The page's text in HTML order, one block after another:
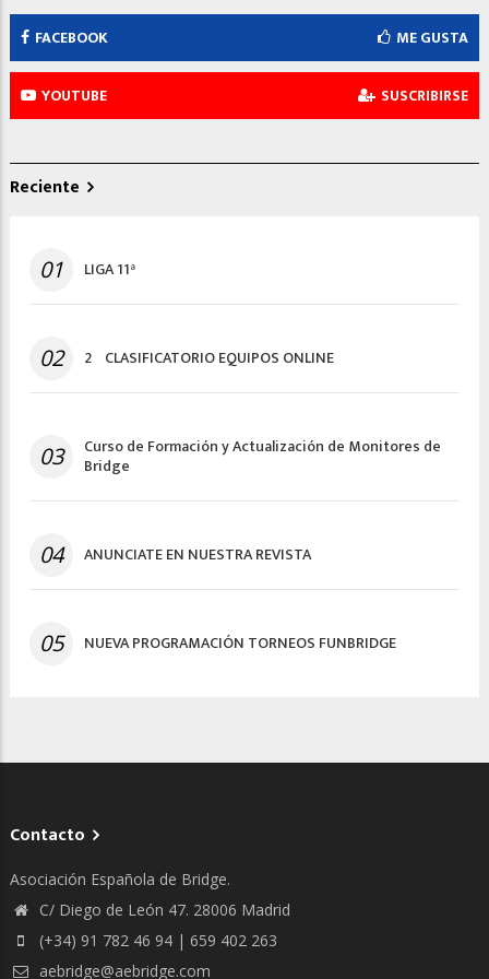
FACEBOOK ME GUSTA
YOUTUBE SUSCRIBIRSE
Reciente
01 LIGA 11ª
02 2º CLASIFICATORIO EQUIPOS ONLINE
03 Curso de Formación y Actualización de Monitores de
Bridge
04 ANUNCIATE EN NUESTRA REVISTA
05 NUEVA PROGRAMACIÓN TORNEOS FUNBRIDGE
Contacto
Asociación Española de Bridge.
C/ Diego de León 47. 28006 Madrid
(+34) 91 782 46 94 | 659 402 263
aebridge@aebridge.com